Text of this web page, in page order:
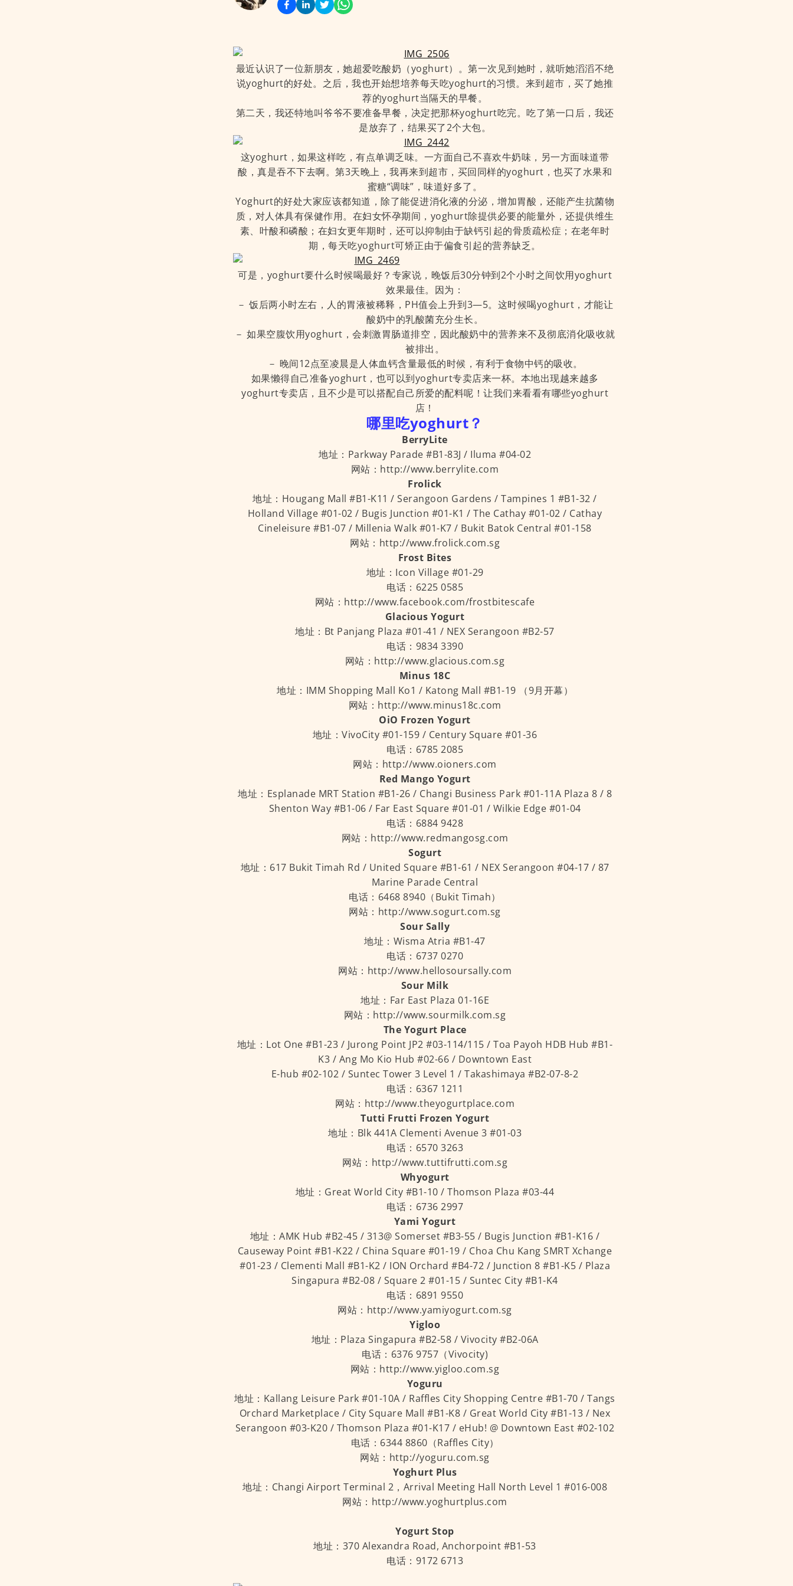
最近认识了一位新朋友，她超爱吃酸奶（yoghurt）。第一次见到她时，就听她滔滔不绝
说yoghurt的好处。之后，我也开始想培养每天吃yoghurt的习惯。来到超市，买了她推
荐的yoghurt当隔天的早餐。
第二天，我还特地叫爷爷不要准备早餐，决定把那杯yoghurt吃完。吃了第一口后，我还
是放弃了，结果买了2个大包。
这yoghurt，如果这样吃，有点单调乏味。一方面自己不喜欢牛奶味，另一方面味道带
酸，真是吞不下去啊。第3天晚上，我再来到超市，买回同样的yoghurt，也买了水果和
蜜糖“调味”，味道好多了。
Yoghurt的好处大家应该都知道，除了能促进消化液的分泌，增加胃酸，还能产生抗菌物
质，对人体具有保健作用。在妇女怀孕期间，yoghurt除提供必要的能量外，还提供维生
素、叶酸和磷酸；在妇女更年期时，还可以抑制由于缺钙引起的骨质疏松症；在老年时
期，每天吃yoghurt可矫正由于偏食引起的营养缺乏。
可是，yoghurt要什么时候喝最好？专家说，晚饭后30分钟到2个小时之间饮用yoghurt
效果最佳。因为：
－ 饭后两小时左右，人的胃液被稀释，PH值会上升到3—5。这时候喝yoghurt，才能让
酸奶中的乳酸菌充分生长。
－ 如果空腹饮用yoghurt，会刺激胃肠道排空，因此酸奶中的营养来不及彻底消化吸收就
被排出。
－ 晚间12点至凌晨是人体血钙含量最低的时候，有利于食物中钙的吸收。
如果懒得自己准备yoghurt，也可以到yoghurt专卖店来一杯。本地出现越来越多
yoghurt专卖店，且不少是可以搭配自己所爱的配料呢！让我们来看看有哪些yoghurt
店！
哪里吃yoghurt？
BerryLite
地址：Parkway Parade #B1-83J / Iluma #04-02
网站：http://www.berrylite.com
Frolick
地址：Hougang Mall #B1-K11 / Serangoon Gardens / Tampines 1 #B1-32 /
Holland Village #01-02 / Bugis Junction #01-K1 / The Cathay #01-02 / Cathay
Cineleisure #B1-07 / Millenia Walk #01-K7 / Bukit Batok Central #01-158
网站：http://www.frolick.com.sg
Frost Bites
地址：Icon Village #01-29
电话：6225 0585
网站：http://www.facebook.com/frostbitescafe
Glacious Yogurt
地址：Bt Panjang Plaza #01-41 / NEX Serangoon #B2-57
电话：9834 3390
网站：http://www.glacious.com.sg
Minus 18C
地址：IMM Shopping Mall Ko1 / Katong Mall #B1-19 （9月开幕）
网站：http://www.minus18c.com
OiO Frozen Yogurt
地址：VivoCity #01-159 / Century Square #01-36
电话：6785 2085
网站：http://www.oioners.com
Red Mango Yogurt
地址：Esplanade MRT Station #B1-26 / Changi Business Park #01-11A Plaza 8 / 8
Shenton Way #B1-06 / Far East Square #01-01 / Wilkie Edge #01-04
电话：6884 9428
网站：http://www.redmangosg.com
Sogurt
地址：617 Bukit Timah Rd / United Square #B1-61 / NEX Serangoon #04-17 / 87
Marine Parade Central
电话：6468 8940（Bukit Timah）
网站：http://www.sogurt.com.sg
Sour Sally
地址：Wisma Atria #B1-47
电话：6737 0270
网站：http://www.hellosoursally.com
Sour Milk
地址：Far East Plaza 01-16E
网站：http://www.sourmilk.com.sg
The Yogurt Place
地址：Lot One #B1-23 / Jurong Point JP2 #03-114/115 / Toa Payoh HDB Hub #B1-
K3 / Ang Mo Kio Hub #02-66 / Downtown East
E-hub #02-102 / Suntec Tower 3 Level 1 / Takashimaya #B2-07-8-2
电话：6367 1211
网站：http://www.theyogurtplace.com
Tutti Frutti Frozen Yogurt
地址：Blk 441A Clementi Avenue 3 #01-03
电话：6570 3263
网站：http://www.tuttifrutti.com.sg
Whyogurt
地址：Great World City #B1-10 / Thomson Plaza #03-44
电话：6736 2997
Yami Yogurt
地址：AMK Hub #B2-45 / 313@ Somerset #B3-55 / Bugis Junction #B1-K16 /
Causeway Point #B1-K22 / China Square #01-19 / Choa Chu Kang SMRT Xchange
#01-23 / Clementi Mall #B1-K2 / ION Orchard #B4-72 / Junction 8 #B1-K5 / Plaza
Singapura #B2-08 / Square 2 #01-15 / Suntec City #B1-K4
电话：6891 9550
网站：http://www.yamiyogurt.com.sg
Yigloo
地址：Plaza Singapura #B2-58 / Vivocity #B2-06A
电话：6376 9757（Vivocity)
网站：http://www.yigloo.com.sg
Yoguru
地址：Kallang Leisure Park #01-10A / Raffles City Shopping Centre #B1-70 / Tangs
Orchard Marketplace / City Square Mall #B1-K8 / Great World City #B1-13 / Nex
Serangoon #03-K20 / Thomson Plaza #01-K17 / eHub! @ Downtown East #02-102
电话：6344 8860（Raffles City）
网站：http://yoguru.com.sg
Yoghurt Plus
地址：Changi Airport Terminal 2，Arrival Meeting Hall North Level 1 #016-008
网站：http://www.yoghurtplus.com
Yogurt Stop
地址：370 Alexandra Road, Anchorpoint #B1-53
电话：9172 6713